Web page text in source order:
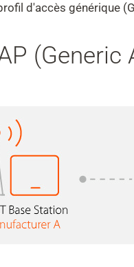
d'accès générique